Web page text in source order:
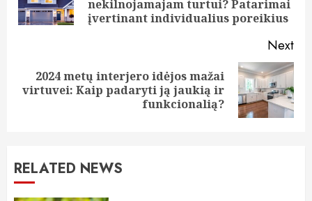
nekilnojamajam turtui? Patarimai
įvertinant individualius poreikius
Next
Next
2024 metų interjero idėjos mažai
virtuvei: Kaip padaryti ją jaukią ir
funkcionalią?
RELATED NEWS